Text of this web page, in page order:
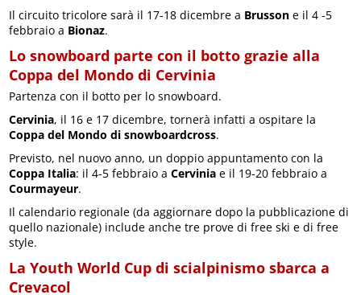
Il circuito tricolore sarà il 17-18 dicembre a Brusson e il 4 -5
febbraio a Bionaz.
Lo snowboard parte con il botto grazie alla
Coppa del Mondo di Cervinia
Partenza con il botto per lo snowboard.
Cervinia, il 16 e 17 dicembre, tornerà infatti a ospitare la
Coppa del Mondo di snowboardcross.
Previsto, nel nuovo anno, un doppio appuntamento con la
Coppa Italia: il 4-5 febbraio aCervinia e il 19-20 febbraio a
Courmayeur.
Il calendario regionale (da aggiornare dopo la pubblicazione di
quello nazionale) include anche tre prove di free ski e di free
style.
La Youth World Cup di scialpinismo sbarca a
Crevacol